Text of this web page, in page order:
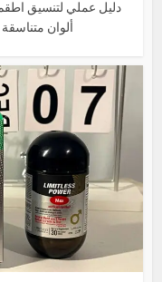
دليل عملي لتنسيق
ألوان